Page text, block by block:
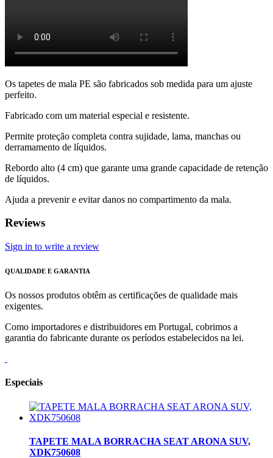
Os tapetes de mala PE são fabricados sob medida para um ajuste
perfeito.
Fabricado com um material especial e resistente.
Permite proteção completa contra sujidade, lama, manchas ou
derramamento de líquidos.
Rebordo alto (4 cm) que garante uma grande capacidade de retenção
de líquidos.
Ajuda a prevenir e evitar danos no compartimento da mala.
Reviews
Sign in to write a review
QUALIDADE E GARANTIA
Os nossos produtos obtêm as certificações de qualidade mais
exigentes.
Como importadores e distribuidores em Portugal, cobrimos a
garantia do fabricante durante os períodos estabelecidos na lei.
Especiais
TAPETE MALA BORRACHA SEAT ARONA SUV,
XDK750608